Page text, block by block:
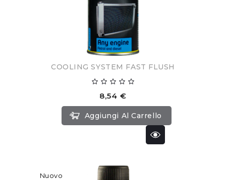
COOLING SYSTEM FAST FLUSH
8,54 €
Aggiungi Al Carrello
Nuovo